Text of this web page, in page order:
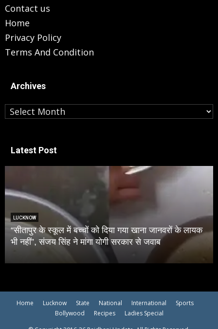
Contact us
Home
Privacy Policy
Terms And Condition
Archives
Archives
Latest Post
जानवरों के लायक
से जवाब
UPI पेमेंट पर चार्ज लगने का रास्ता साफ,
संशोधन विधेयक
Home Lucknow State National International
Sports
Bollywood
Recipes
Ladies Special